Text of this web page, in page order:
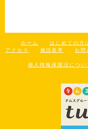
ホーム はじめての方
アクセス
施設基準 お問
個人情報保護法につい